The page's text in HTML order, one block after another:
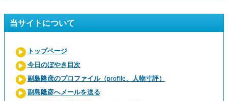
当サイトについて
トップページ
今日のぼやき目次
副島隆彦のプロファイル（profile、人物寸評）
副島隆彦へメールを送る